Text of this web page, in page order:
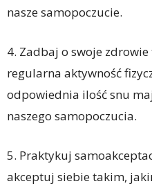
nasze samopoczucie.
4. Zadbaj o swoje zdrowie
regularna aktywność
odpowiednia ilość snu
naszego samopoczucia.
5. Praktykuj
akceptuj siebie takim,